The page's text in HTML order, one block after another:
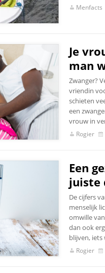
Menfacts
Je
man
Zwanger?
vriendin
schieten
een
vrouw in
Rogier
Een
juiste
De cijfers
menselijk
omwille
dan ook
blijven,
Rogier